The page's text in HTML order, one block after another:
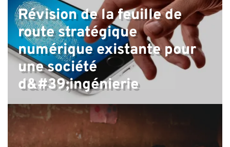
Révision de la feuille de
route stratégique
numérique existante pour
une société
d&#39;ingénierie